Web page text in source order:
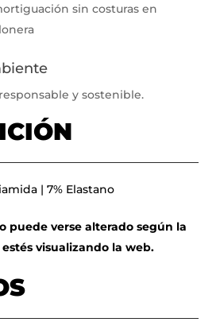
sin costuras en
y sostenible.
| 7% Elastano
puede verse alterado según la
visualizando la web.